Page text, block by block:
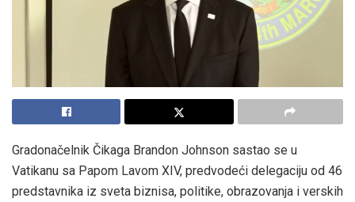
Gradonačelnik Čikaga Brandon Johnson sastao se u
Vatikanu sa Papom Lavom XIV, predvodeći delegaciju od 46
predstavnika iz sveta biznisa, politike, obrazovanja i verskih